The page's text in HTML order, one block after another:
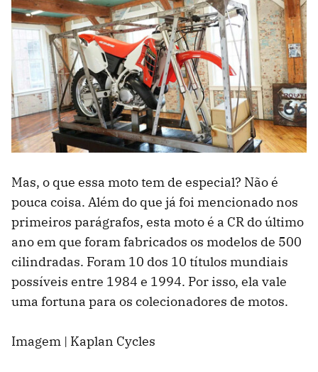
Mas, o que essa moto tem de especial? Não é
pouca coisa. Além do que já foi mencionado nos
primeiros parágrafos, esta moto é a CR do último
ano em que foram fabricados os modelos de 500
cilindradas. Foram 10 dos 10 títulos mundiais
possíveis entre 1984 e 1994. Por isso, ela vale
uma fortuna para os colecionadores de motos.
Imagem | Kaplan Cycles